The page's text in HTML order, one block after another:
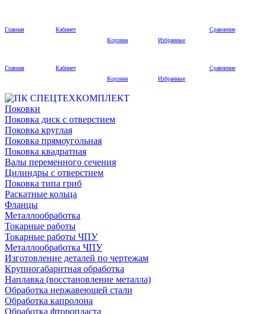
Главная
Кабинет
Корзина
Избранные
Сравнение
Главная
Кабинет
Корзина
Избранные
Сравнение
Поковки
Поковка диск с отверстием
Поковка круглая
Поковка прямоугольная
Поковка квадратная
Валы переменного сечения
Цилиндры с отверстием
Поковка типа гриб
Раскатные кольца
Фланцы
Металлообработка
Токарные работы
Токарные работы ЧПУ
Металлообработка ЧПУ
Изготовление деталей по чертежам
Крупногабаритная обработка
Наплавка (восстановление металла)
Обработка нержавеющей стали
Обработка капролона
Обработка фторопласта